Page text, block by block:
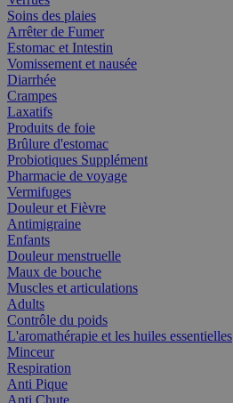
Soins des plaies
Arrêter de Fumer
Estomac et Intestin
Vomissement et nausée
Diarrhée
Crampes
Laxatifs
Produits de foie
Brûlure d'estomac
Probiotiques Supplément
Pharmacie de voyage
Vermifuges
Douleur et Fièvre
Antimigraine
Enfants
Douleur menstruelle
Maux de bouche
Muscles et articulations
Adults
Contrôle du poids
L'aromathérapie et les huiles essentielles
Minceur
Respiration
Anti Pique